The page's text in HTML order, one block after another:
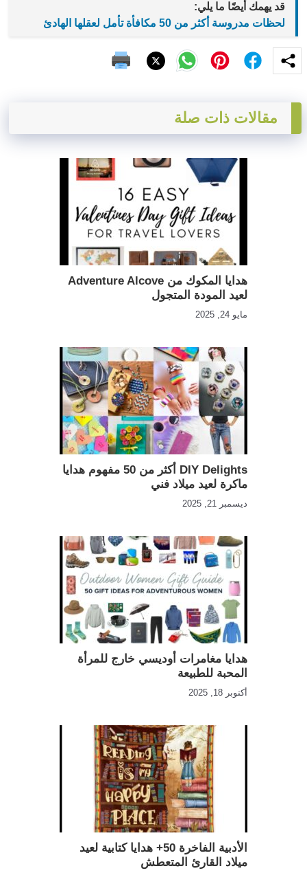
قد يهمك أيضًا ما يلي:
لحظات مدروسة أكثر من 50 مكافأة تأمل لعقلها الهادئ
مقالات ذات صلة
هدايا المكوك من Adventure Alcove
لعيد المودة المتجول
مايو 24, 2025
DIY Delights أكثر من 50 مفهوم هدايا
ماكرة لعيد ميلاد فني
ديسمبر 21, 2025
هدايا مغامرات أوديسي خارج للمرأة
المحبة للطبيعة
أكتوبر 18, 2025
الأدبية الفاخرة 50+ هدايا كتابية لعيد
ميلاد القارئ المتعطش